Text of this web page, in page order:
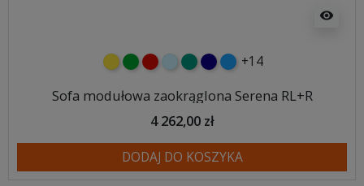
visibility
żółtyzielonyczerwony
błękitnyturkusowy
granatowy
niebieski
+14
Sofa modułowa zaokrąglona Serena RL+R
4 262,00 zł
DODAJ DO KOSZYKA